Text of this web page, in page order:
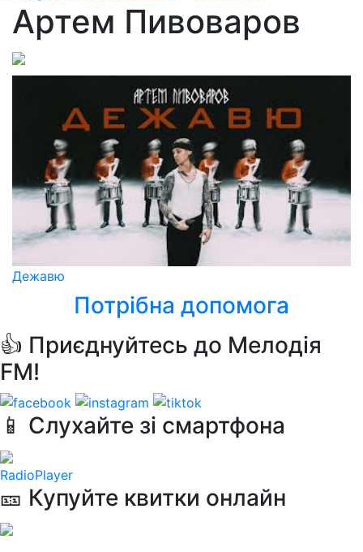
Артем Пивоваров
Дежавю
Потрібна допомога
👍 Приєднуйтесь до Мелодія
FM!
📱 Слухайте зі смартфона
RadioPlayer
🎫 Купуйте квитки онлайн